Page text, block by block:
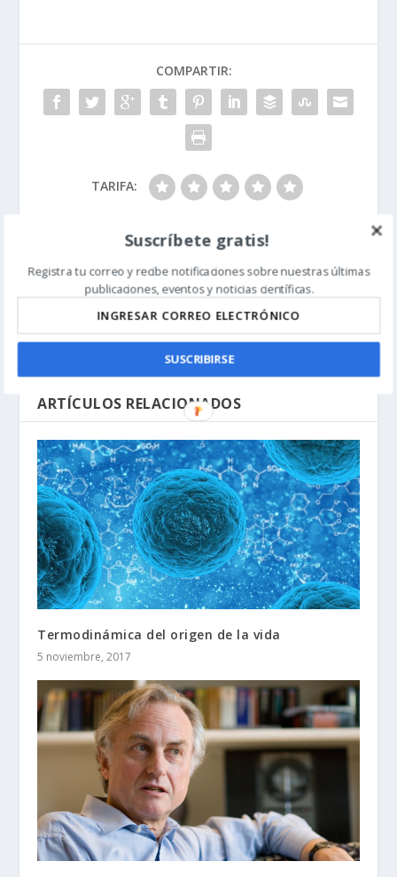
COMPARTIR:
TARIFA:
ANTERIOR
Fósil Turaco es otra
predicción biogeográfica
fallida para el
SIGUIENTE
El ojo humano: no es un
diseño tan torpe después
de todo
ARTÍCULOS RELACIONADOS
Termodinámica del origen de la vida
5 noviembre, 2017
Suscríbete gratis!
Registra tu correo y recibe notificaciones sobre nuestras últimas
publicaciones, eventos y noticias científicas.
SUSCRIBIRSE